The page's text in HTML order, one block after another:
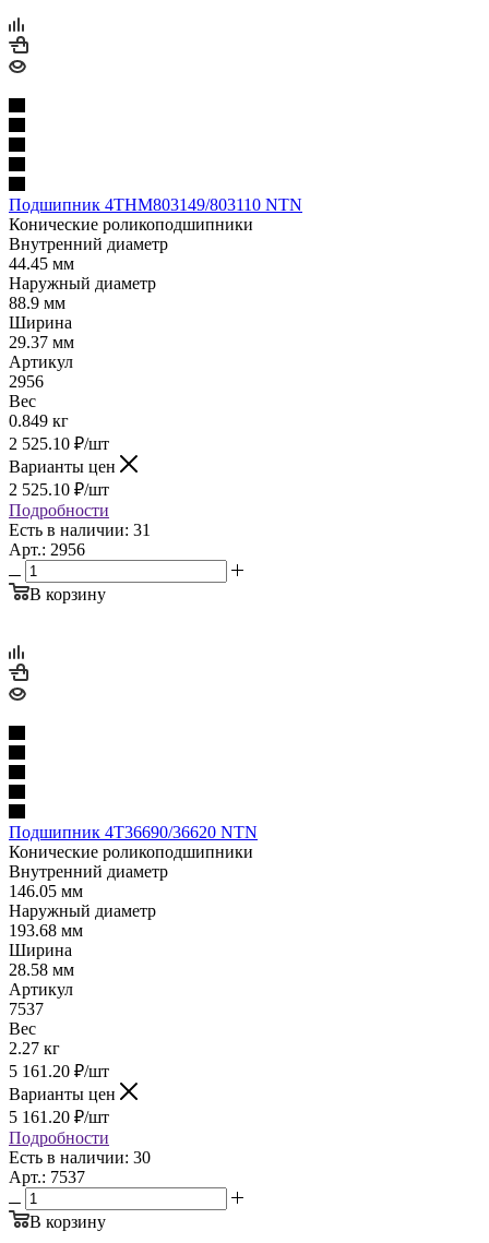
Подшипник 4THM803149/803110 NTN
Конические роликоподшипники
Внутренний диаметр
44.45 мм
Наружный диаметр
88.9 мм
Ширина
29.37 мм
Артикул
2956
Вес
0.849 кг
2 525.10 ₽/шт
Варианты цен
2 525.10 ₽/шт
Подробности
Есть в наличии: 31
Арт.: 2956
В корзину
Подшипник 4T36690/36620 NTN
Конические роликоподшипники
Внутренний диаметр
146.05 мм
Наружный диаметр
193.68 мм
Ширина
28.58 мм
Артикул
7537
Вес
2.27 кг
5 161.20 ₽/шт
Варианты цен
5 161.20 ₽/шт
Подробности
Есть в наличии: 30
Арт.: 7537
В корзину